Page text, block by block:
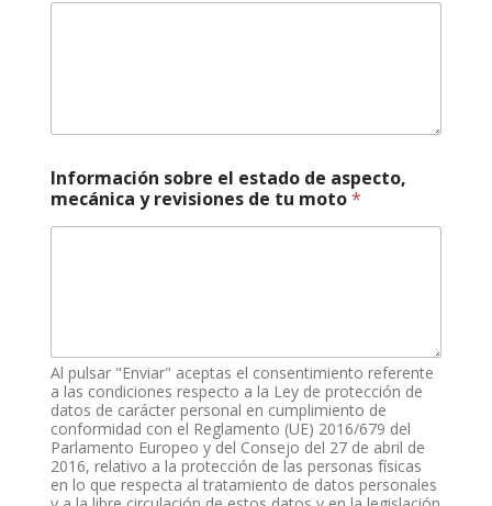
Información sobre el estado de aspecto,
mecánica y revisiones de tu moto*
Al pulsar "Enviar" aceptas el consentimiento referente
a las condiciones respecto a la Ley de protección de
datos de carácter personal en cumplimiento de
conformidad con el Reglamento (UE) 2016/679 del
Parlamento Europeo y del Consejo del 27 de abril de
2016, relativo a la protección de las personas físicas
en lo que respecta al tratamiento de datos personales